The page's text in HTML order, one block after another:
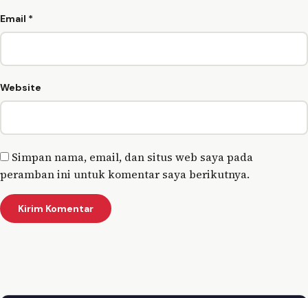
Email *
Website
Simpan nama, email, dan situs web saya pada
peramban ini untuk komentar saya berikutnya.